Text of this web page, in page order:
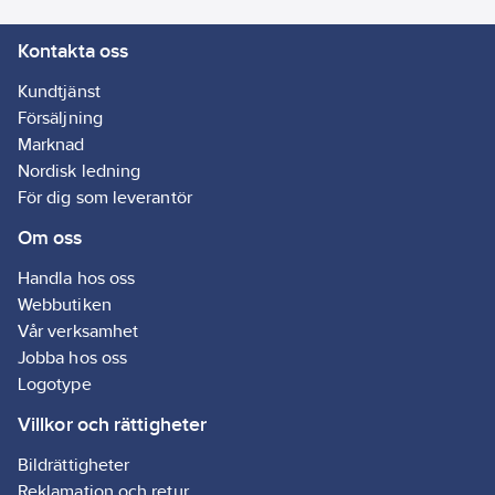
ytterdiameter 85 mm.
Centrumborr 8 mm.
Ean
artikelnr:
7392324800279
Materialklass
Kontakta oss
Kundtjänst
Försäljning
Marknad
Nordisk ledning
För dig som leverantör
Om oss
Handla hos oss
Webbutiken
Vår verksamhet
Jobba hos oss
Logotype
Villkor och rättigheter
Bildrättigheter